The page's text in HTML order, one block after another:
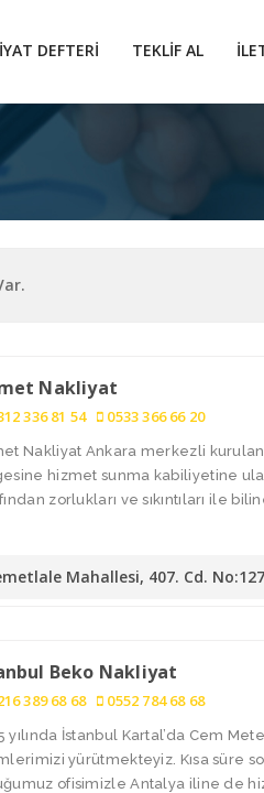
DEFTERI TEKLIF AL
Nakliyat
336 81 54 0533 366 66 20
Nakliyat Ankara merkezli
hizmet sunma kabiliyetine
zorlukları ve sıkıntıları ile
Mahallesi, 407. Cd.
Beko Nakliyat
389 68 68 0552 784 68 68
yılında İstanbul Kartal’da Cem
yürütmekteyiz. Kısa süre
ofisimizle Antalya iline de